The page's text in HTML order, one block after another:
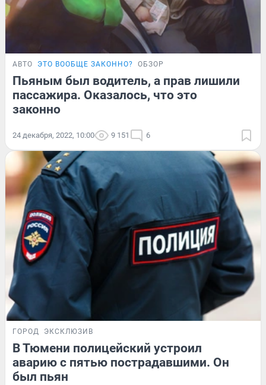
АВТО ЭТО ВООБЩЕ ЗАКОННО? ОБЗОР
Пьяным был водитель, а прав лишили
пассажира. Оказалось, что это
законно
24 декабря, 2022, 10:00 9 151 6
ГОРОД ЭКСКЛЮЗИВ
В Тюмени полицейский устроил
аварию с пятью пострадавшими. Он
был пьян